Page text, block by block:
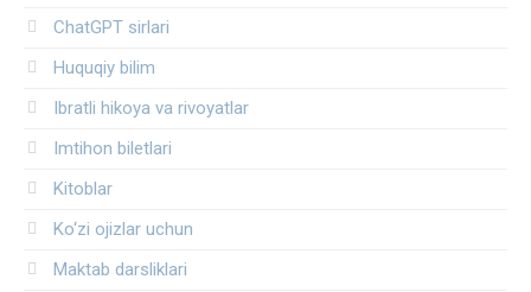
ChatGPT sirlari
Huquqiy bilim
Ibratli hikoya va rivoyatlar
Imtihon biletlari
Kitoblar
Ko‘zi ojizlar uchun
Maktab darsliklari